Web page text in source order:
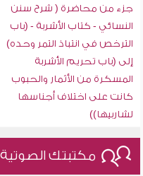
جزء من محاضرة ( شرح سنن
النسائي - كتاب الأشربة - (باب
الترخص في انتباذ التمر وحده)
إلى (باب تحريم الأشربة
المسكرة من الأثمار والحبوب
كانت على اختلاف أجناسها
لشاربيها))
مكتبتك الصوتية